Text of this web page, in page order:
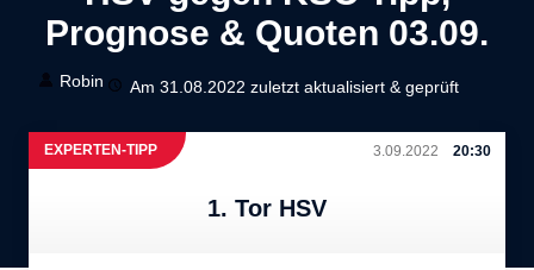
Prognose & Quoten 03.09.
Robin Am 31.08.2022 zuletzt aktualisiert & geprüft
EXPERTEN-TIPP 3.09.2022 20:30
1. Tor HSV